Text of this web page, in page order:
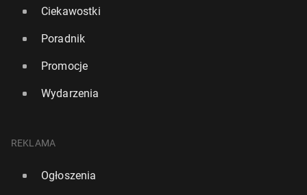
Ciekawostki
Poradnik
Promocje
Wydarzenia
REKLAMA
Ogłoszenia